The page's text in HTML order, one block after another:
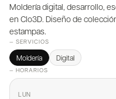
Moldería digital, desarrollo,
en Clo3D. Diseño de
estampas.
— SERVICIOS
Moldería Digital
— HORARIOS
LUN